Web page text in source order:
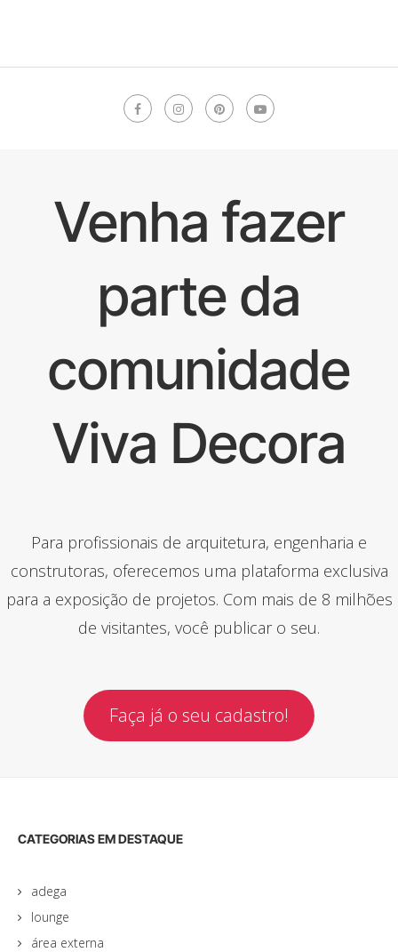
Venha fazer
parte da
comunidade
Viva Decora
Para profissionais de arquitetura, engenharia e
construtoras, oferecemos uma plataforma exclusiva
para a exposição de projetos. Com mais de 8 milhões
de visitantes, você publicar o seu.
Faça já o seu cadastro!
CATEGORIAS EM DESTAQUE
adega
lounge
área externa